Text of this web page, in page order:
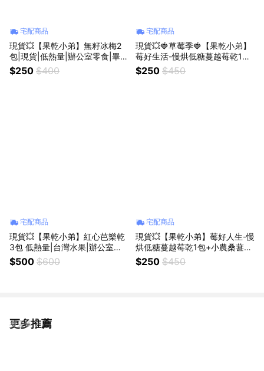
宅配商品
現貨💥【果乾小弟】無籽冰梅2
包|現貨|低熱量|辦公室零食|畢業
禮物|伴手禮|送禮推薦|520禮物|
生日禮物|為你打氣|母親節
$250 $400
宅配商品
現貨💥🍓草莓季🍓【果乾小弟】
莓好生活-慢烘低糖蔓越莓乾1包
+整顆大湖草莓乾1包 共2包|低熱
量|台灣水果|辦公室零食|畢業禮
$250 $450
宅配商品
現貨💥【果乾小弟】紅心芭樂乾
3包 低熱量|台灣水果|辦公室零
食|生日禮物|伴手禮|畢業禮物|母
親節|台灣名產
$500 $600
宅配商品
現貨💥【果乾小弟】莓好人生-慢
烘低糖蔓越莓乾1包+小農桑葚乾
1包 共2包|低熱量|台灣水果|辦公
室零食|畢業禮物|伴手禮|送禮推
$250 $450
更多推薦
看更多